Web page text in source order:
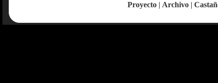
Proyecto | Archivo |